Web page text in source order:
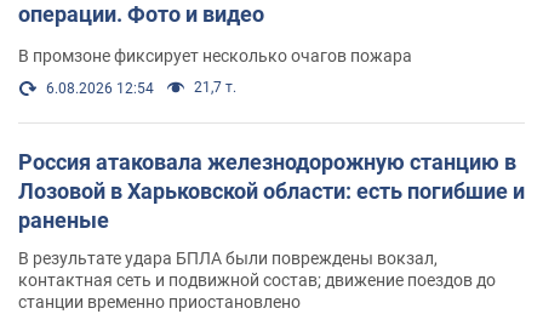
операции. Фото и видео
В промзоне фиксирует несколько очагов пожара
6.08.2026 12:54 21,7 т.
Россия атаковала железнодорожную станцию в
Лозовой в Харьковской области: есть погибшие и
раненые
В результате удара БПЛА были повреждены вокзал,
контактная сеть и подвижной состав; движение поездов до
станции временно приостановлено